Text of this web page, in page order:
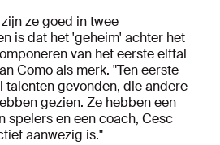
ze goed in twee
is dat het 'geheim' achter het
van het eerste elftal
Como als merk. "Ten eerste
talenten gevonden, die andere
gezien. Ze hebben een
spelers en een coach, Cesc
aanwezig is."